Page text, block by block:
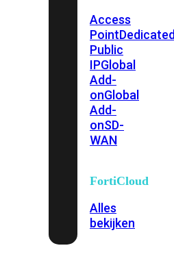
Access
PointDedicated
Public
IPGlobal
Add-
onGlobal
Add-
onSD-
WAN
FortiCloud
Alles
bekijken